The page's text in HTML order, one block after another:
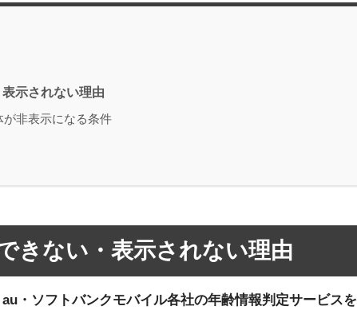
示されない理由
が非表示になる条件
きない・表示されない理由
au・ソフトバンクモバイル各社の年齢情報判定サービスを